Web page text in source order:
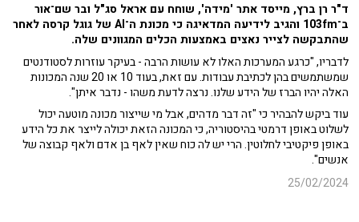
ד"ר רן ברץ, מייסד אתר 'מידה', שוחח עם אראל סג"ל ובר שם־אור
ב־103fm והגיב לידיעה המדאיגה כי מכונת ה־AI של גוגל קרסה לאחר
שהתבקשה לצייר נאצים באמצעות הכלים המגוונים שלה.
לדבריו, "כרגע המערכות האלו לא עושות הרבה - בעיקר עוזרות לסטודנטים
שמשתמשים בהן לכתיבת עבודות. עם זאת, בעוד 10 או 20 שנה המכונות
האלה יהיו הברז של הידע שלנו. נרצה לדעת משהו - נדבר איתן".
עוד ביקש להבהיר כי "זה דבר מדהים, אבל מי שייצור מכונה מוטעה יכול
לשלוט באופן דרמטי בהיסטוריה, כי המכונה הזאת יכולה לייצר את כל הידע
באופן פיקטיבי לחלוטין. הרי יש לה כוח שאין לאף בן אדם ולאף קבוצה של
אנשים".
25/02/2024